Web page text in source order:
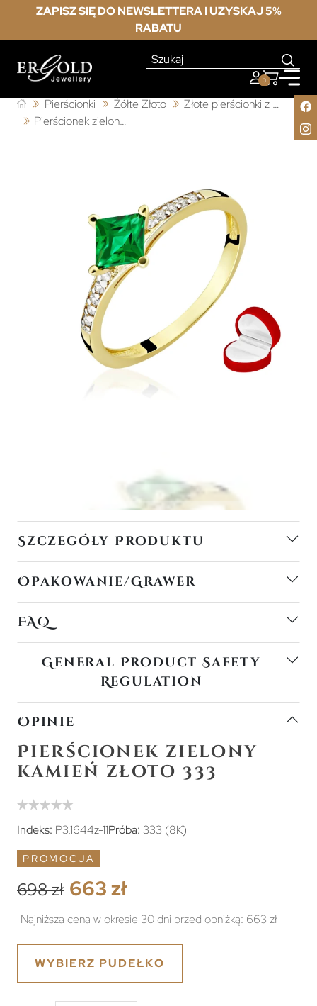
ZAPISZ SIĘ DO NEWSLETTERA I UZYSKAJ 5%
RABATU
0
Pierścionki Żółte Złoto
Złote pierścionki z cyrkonią
Pierścionek zielony kamień złoto 333
Szczegóły Produktu
Opakowanie/Grawer
FAQ
General Product Safety
Regulation
Opinie
Pierścionek zielony
kamień złoto 333
Indeks: P3.1644z-11Próba: 333 (8K)
PROMOCJA
698 zł 663 zł
Najniższa cena w okresie 30 dni przed obniżką: 663 zł
WYBIERZ PUDEŁKO